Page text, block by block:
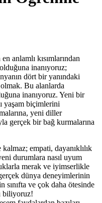
anlamlı kısımlarından
inanıyoruz;
dört bir yanındaki
olmak. Bu alanlarda
inanıyoruz. Yeni bir
yaşam biçimlerini
yeni diller
gerçek bir bağ kurmalarına
empati, dayanıklılık
durumlara nasıl uyum
merak ve iyimserlikle
dünya deneyimlerinin
sınıfta ve çok daha ötesinde
biliyoruz!